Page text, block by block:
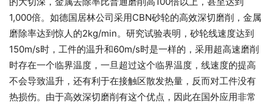
1,000倍。如德国居林公司采用CBN砂轮的高效深切磨削，金属
磨除率达到惊人的2kg/min。研究试验表明，砂轮线速度达到
150m/s时，工件的温升和60m/s时是一样的，采用超高速磨削
时存在一个临界温度，一旦超过这个临界温度，线速度的提高
不会导致温升，还有利于在接触区散发热量，反而对工件没有
热损伤。由于高效深切磨削有这个优点，因此在国外应用非常